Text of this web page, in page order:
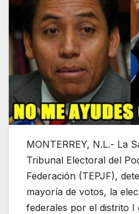
MONTERREY, N.L.- La
Tribunal Electoral del
Federación (TEPJF),
mayoría de votos, la
federales por el distrito I